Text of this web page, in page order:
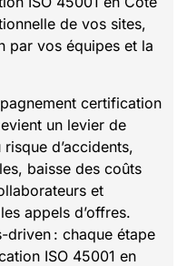
de vos sites,
par vos équipes et la
certification
un levier de
d’accidents,
baisse des coûts
et
appels d’offres.
driven : chaque étape
ISO 45001 en